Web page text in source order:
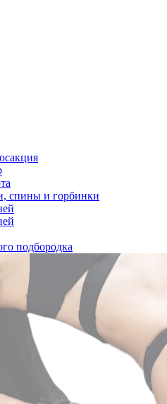
спины и горбинки
подбородка